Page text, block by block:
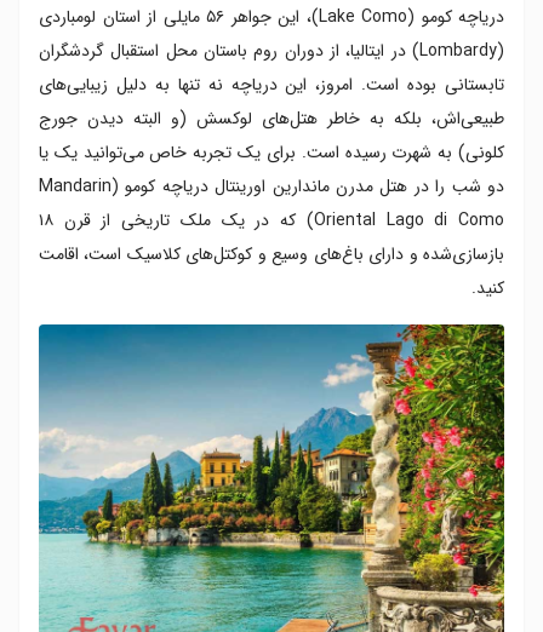
دریاچه کومو (Lake Como)، این جواهر ۵۶ مایلی از استان لومباردی
(Lombardy) در ایتالیا، از دوران روم باستان محل استقبال گردشگران
تابستانی بوده است. امروز، این دریاچه نه تنها به دلیل زیبایی‌های
طبیعی‌اش، بلکه به خاطر هتل‌های لوکسش (و البته دیدن جورج
کلونی) به شهرت رسیده است. برای یک تجربه خاص می‌توانید یک یا
دو شب را در هتل مدرن ماندارین اورینتال دریاچه کومو (Mandarin
Oriental Lago di Como) که در یک ملک تاریخی از قرن ۱۸
بازسازی‌شده و دارای باغ‌های وسیع و کوکتل‌های کلاسیک است، اقامت
کنید.